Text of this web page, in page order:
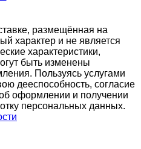
размещённая на
характер и не является
характеристики,
быть изменены
Пользуясь услугами
дееспособность, согласие
оформлении и получении
персональных данных.